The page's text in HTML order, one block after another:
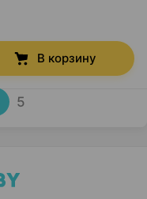
В корзину
5